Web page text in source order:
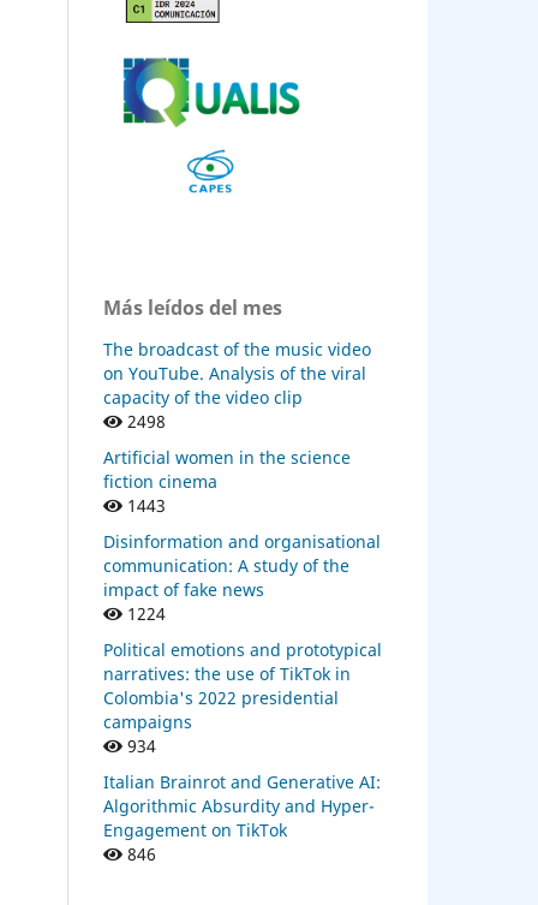
Más leídos del mes
The broadcast of the music video
on YouTube. Analysis of the viral
capacity of the video clip
2498
Artificial women in the science
fiction cinema
1443
Disinformation and organisational
communication: A study of the
impact of fake news
1224
Political emotions and prototypical
narratives: the use of TikTok in
Colombia's 2022 presidential
campaigns
934
Italian Brainrot and Generative AI:
Algorithmic Absurdity and Hyper-
Engagement on TikTok
846